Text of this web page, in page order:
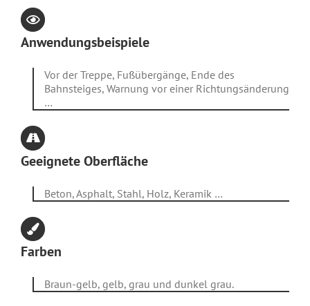
Anwendungsbeispiele
Vor der Treppe, Fußübergänge, Ende des
Bahnsteiges, Warnung vor einer Richtungsänderung
…
Geeignete Oberfläche
Beton, Asphalt, Stahl, Holz, Keramik …
Farben
Braun-gelb, gelb, grau und dunkel grau.